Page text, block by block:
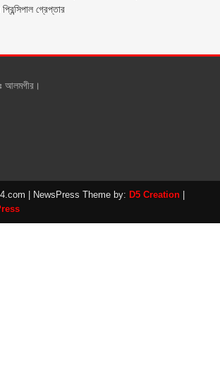
গ্রেপ্তার
আলমগীর।
| NewsPress Theme by: D5 Creation